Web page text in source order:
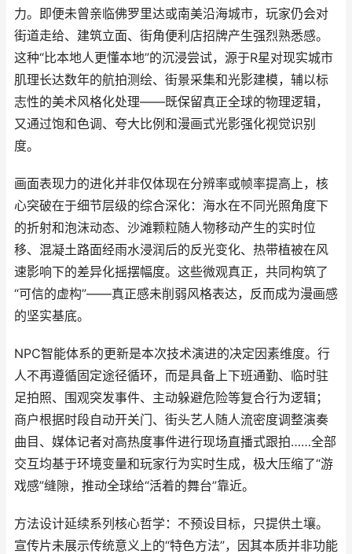
力。即便未曾亲临佛罗里达或南美沿海城市，玩家仍会对
街道走给、建筑立面、街角便利店招牌产生强烈熟悉感。
这种“比本地人更懂本地”的沉浸尝试，源于R星对现实城市
肌理长达数年的航拍测绘、街景采集和光影建模，辅以标
志性的美术风格化处理——既保留真正全球的物理逻辑，
又通过饱和色调、夸大比例和漫画式光影强化视觉识别
度。
画面表现力的进化并非仅体现在分辨率或帧率提高上，核
心突破在于细节层级的综合深化：海水在不同光照角度下
的折射和泡沫动态、沙滩颗粒随人物移动产生的实时位
移、混凝土路面经雨水浸润后的反光变化、热带植被在风
速影响下的差异化摇摆幅度。这些微观真正，共同构筑了
“可信的虚构”——真正感未削弱风格表达，反而成为漫画感
的坚实基底。
NPC智能体系的更新是本次技术演进的决定因素维度。行
人不再遵循固定途径循环，而是具备上下班通勤、临时驻
足拍照、围观突发事件、主动躲避危险等复合行为逻辑；
商户根据时段自动开关门、街头艺人随人流密度调整演奏
曲目、媒体记者对高热度事件进行现场直播式跟拍……全部
交互均基于环境变量和玩家行为实时生成，极大压缩了“游
戏感”缝隙，推动全球给“活着的舞台”靠近。
方法设计延续系列核心哲学：不预设目标，只提供土壤。
宣传片未展示传统意义上的“特色方法”，因其本质并非功能